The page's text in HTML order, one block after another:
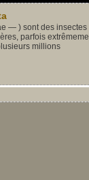
— ) sont des insectes
parfois
millions